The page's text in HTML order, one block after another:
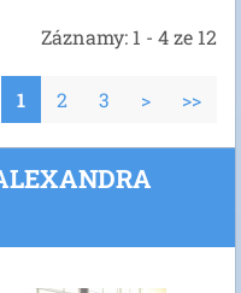
Záznamy: 1 - 4 ze 12
1 2 3 > >>